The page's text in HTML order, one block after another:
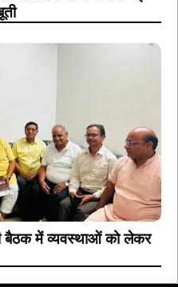
बैठक में व्यवस्थाओं को लेकर